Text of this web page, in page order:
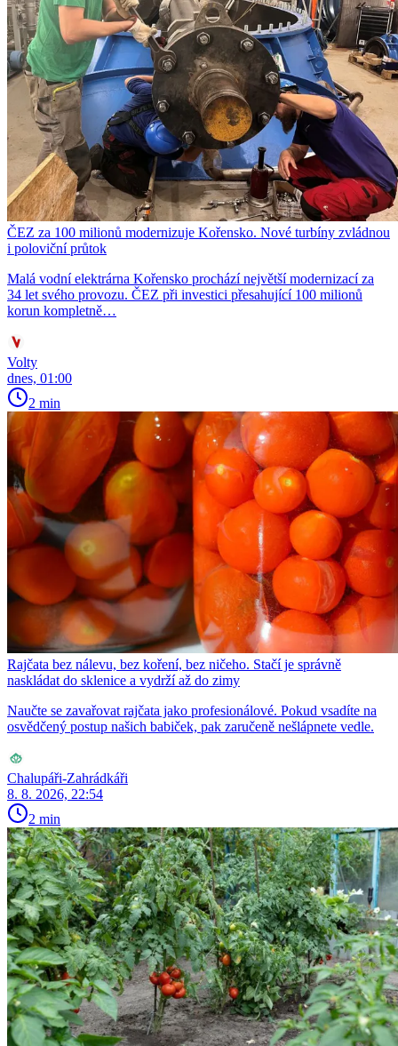
ČEZ za 100 milionů modernizuje Kořensko. Nové turbíny zvládnou
i poloviční průtok
Malá vodní elektrárna Kořensko prochází největší modernizací za
34 let svého provozu. ČEZ při investici přesahující 100 milionů
korun kompletně…
Volty
dnes, 01:00
2 min
Rajčata bez nálevu, bez koření, bez ničeho. Stačí je správně
naskládat do sklenice a vydrží až do zimy
Naučte se zavařovat rajčata jako profesionálové. Pokud vsadíte na
osvědčený postup našich babiček, pak zaručeně nešlápnete vedle.
Chalupáři-Zahrádkáři
8. 8. 2026, 22:54
2 min